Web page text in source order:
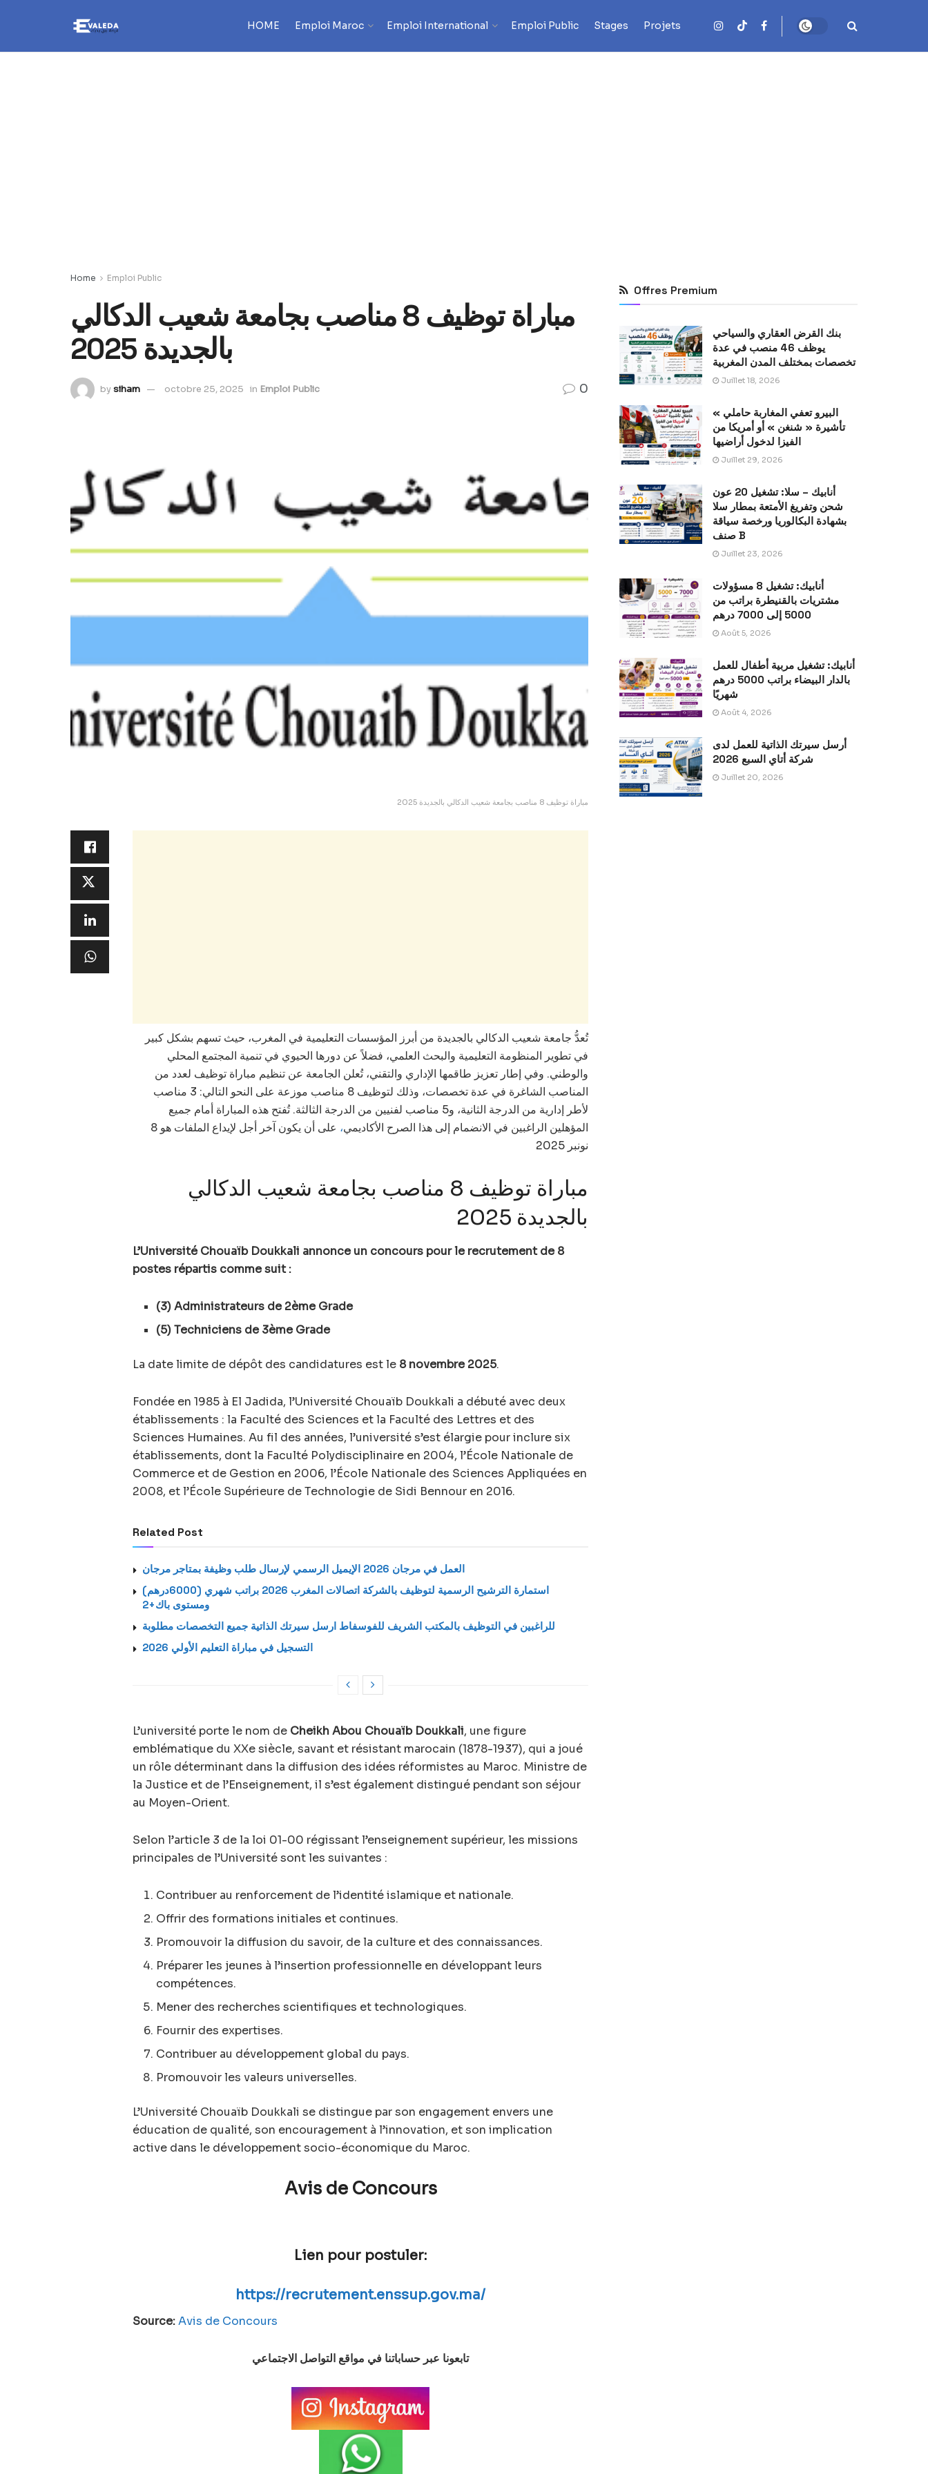
HOME Emploi Maroc Emploi International Emploi Public Stages Projets
Home Emploi Public
مباراة توظيف 8 مناصب بجامعة شعيب الدكالي
بالجديدة 2025
bysiham octobre 25, 2025 in Emploi Public 0
مباراة توظيف 8 مناصب بجامعة شعيب الدكالي بالجديدة 2025
تُعدُّ جامعة شعيب الدكالي بالجديدة من أبرز المؤسسات التعليمية في المغرب، حيث تسهم بشكل كبير
في تطوير المنظومة التعليمية والبحث العلمي، فضلاً عن دورها الحيوي في تنمية المجتمع المحلي
والوطني. وفي إطار تعزيز طاقمها الإداري والتقني، تُعلن الجامعة عن تنظيم مباراة توظيف لعدد من
المناصب الشاغرة في عدة تخصصات، وذلك لتوظيف 8 مناصب موزعة على النحو التالي: 3 مناصب
لأطر إدارية من الدرجة الثانية، و5 مناصب لفنيين من الدرجة الثالثة. تُفتح هذه المباراة أمام جميع
المؤهلين الراغبين في الانضمام إلى هذا الصرح الأكاديمي،
على أن يكون آخر أجل لإيداع الملفات هو 8
نونبر 2025
مباراة توظيف 8 مناصب بجامعة شعيب الدكالي
بالجديدة 2025
L’Université Chouaïb Doukkali annonce un concours pour le recrutement de 8
postes répartis comme suit :
(3) Administrateurs de 2ème Grade
(5) Techniciens de 3ème Grade
La date limite de dépôt des candidatures est le 8 novembre 2025.
Fondée en 1985 à El Jadida, l’Université Chouaïb Doukkali a débuté avec deux
établissements : la Faculté des Sciences et la Faculté des Lettres et des
Sciences Humaines. Au fil des années, l’université s’est élargie pour inclure six
établissements, dont la Faculté Polydisciplinaire en 2004, l’École Nationale de
Commerce et de Gestion en 2006, l’École Nationale des Sciences Appliquées en
2008, et l’École Supérieure de Technologie de Sidi Bennour en 2016.
Related Post
العمل في مرجان 2026 الإيميل الرسمي لإرسال طلب وظيفة بمتاجر مرجان
استمارة الترشيح الرسمية لتوظيف بالشركة اتصالات المغرب 2026 براتب شهري (6000درهم)
ومستوى باك+2
للراغبين في التوظيف بالمكتب الشريف للفوسفاط ارسل سيرتك الذاتية جميع التخصصات مطلوبة
التسجيل في مباراة التعليم الأولي 2026
L’université porte le nom de Cheikh Abou Chouaïb Doukkali, une figure
emblématique du XXe siècle, savant et résistant marocain (1878-1937), qui a joué
un rôle déterminant dans la diffusion des idées réformistes au Maroc. Ministre de
la Justice et de l’Enseignement, il s’est également distingué pendant son séjour
au Moyen-Orient.
Selon l’article 3 de la loi 01-00 régissant l’enseignement supérieur, les missions
principales de l’Université sont les suivantes :
Contribuer au renforcement de l’identité islamique et nationale.
Offrir des formations initiales et continues.
Promouvoir la diffusion du savoir, de la culture et des connaissances.
Préparer les jeunes à l’insertion professionnelle en développant leurs
compétences.
Mener des recherches scientifiques et technologiques.
Fournir des expertises.
Contribuer au développement global du pays.
Promouvoir les valeurs universelles.
L’Université Chouaïb Doukkali se distingue par son engagement envers une
éducation de qualité, son encouragement à l’innovation, et son implication
active dans le développement socio-économique du Maroc.
Avis de Concours
Lien pour postuler:
https://recrutement.enssup.gov.ma/
Source:Avis de Concours
تابعونا عبر حساباتنا في مواقع التواصل الاجتماعي
Offres Premium
بنك القرض العقاري والسياحي
يوظف 46 منصب في عدة
تخصصات بمختلف المدن المغربية
Juillet 18, 2026
« البيرو تعفي المغاربة حاملي
تأشيرة « شنغن » أو أمريكا من
الفيزا لدخول أراضيها
Juillet 29, 2026
أنابيك – سلا: تشغيل 20 عون
شحن وتفريغ الأمتعة بمطار سلا
بشهادة البكالوريا ورخصة سياقة
صنف B
Juillet 23, 2026
أنابيك: تشغيل 8 مسؤولات
مشتريات بالقنيطرة براتب من
5000 إلى 7000 درهم
Août 5, 2026
أنابيك: تشغيل مربية أطفال للعمل
بالدار البيضاء براتب 5000 درهم
شهريًا
Août 4, 2026
أرسل سيرتك الذاتية للعمل لدى
شركة أتاي السبع 2026
Juillet 20, 2026